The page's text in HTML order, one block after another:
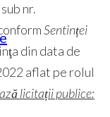
nr.
Sentinței
din data de
aflat pe rolul
licitații publice: